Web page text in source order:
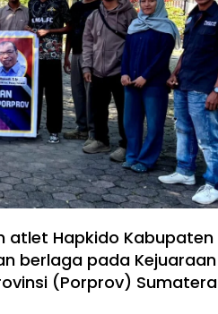
atlet Hapkido Kabupaten
berlaga pada Kejuaraan
(Porprov) Sumatera